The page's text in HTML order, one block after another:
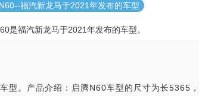
福汽新龙马于2021年发布的车型
是福汽新龙马于2021年发布的车型。
型。产品介绍：启腾N60车型的尺寸为长5365